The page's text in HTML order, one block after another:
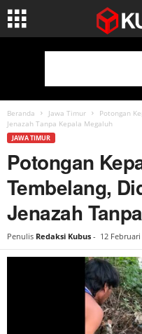
Beranda Jawa Timur
Potongan
Jenazah Tanpa Kepala Megaluh
JAWA TIMUR
Potongan
Tembelang,
Jenazah
Penulis Redaksi Kubus - 12